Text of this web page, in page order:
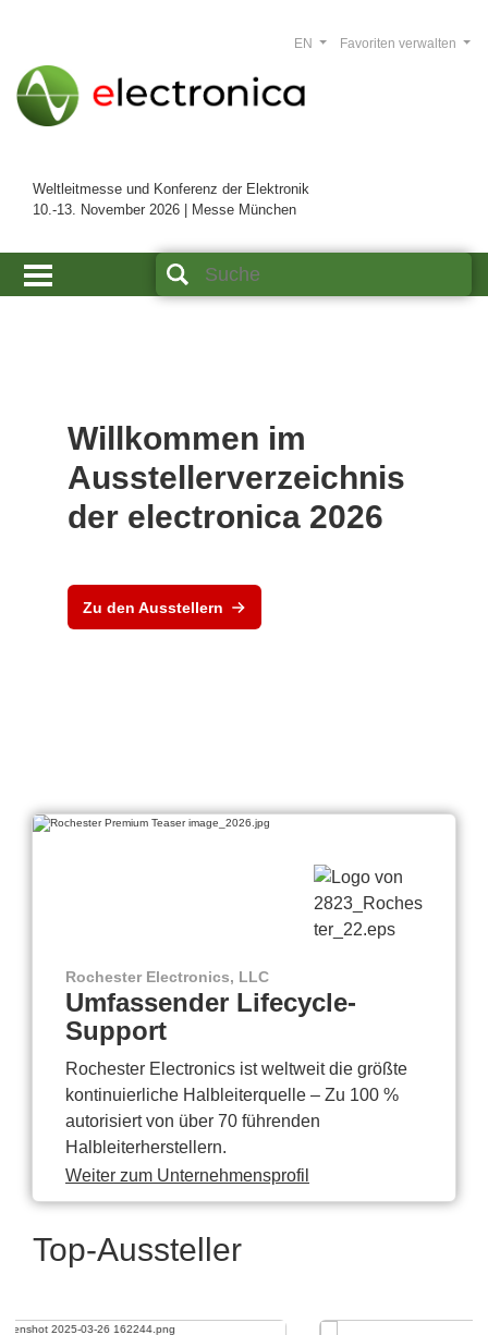
Weltleitmesse und Konferenz der Elektronik
10.-13. November 2026 | Messe München
Favoriten verwalten
EN
Willkommen im
Ausstellerverzeichnis
der electronica 2026
Zu den Ausstellern
Rochester Electronics, LLC
Umfassender Lifecycle-
Support
Rochester Electronics ist weltweit die größte
kontinuierliche Halbleiterquelle – Zu 100 %
autorisiert von über 70 führenden
Halbleiterherstellern.
Weiter zum Unternehmensprofil
Top-Aussteller